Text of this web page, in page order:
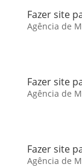
Fazer site
Agência de
Fazer site
Agência de
Fazer site
Agência de